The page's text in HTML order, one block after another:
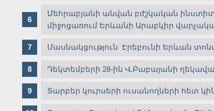
Մեհրաբյանի անվան բժշկական
միջոցառում Երևանի Արաբկիր
Մասնակցություն Էրեբունի Երևան
Դեկտեմբերի 28-ին Վ.Բաբայանի
Տարբեր կուրսերի ուսանողների հետ